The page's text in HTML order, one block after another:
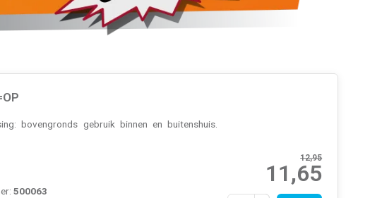
bovengronds gebruik binnen en buitenshuis.
12,95
11,65
500063